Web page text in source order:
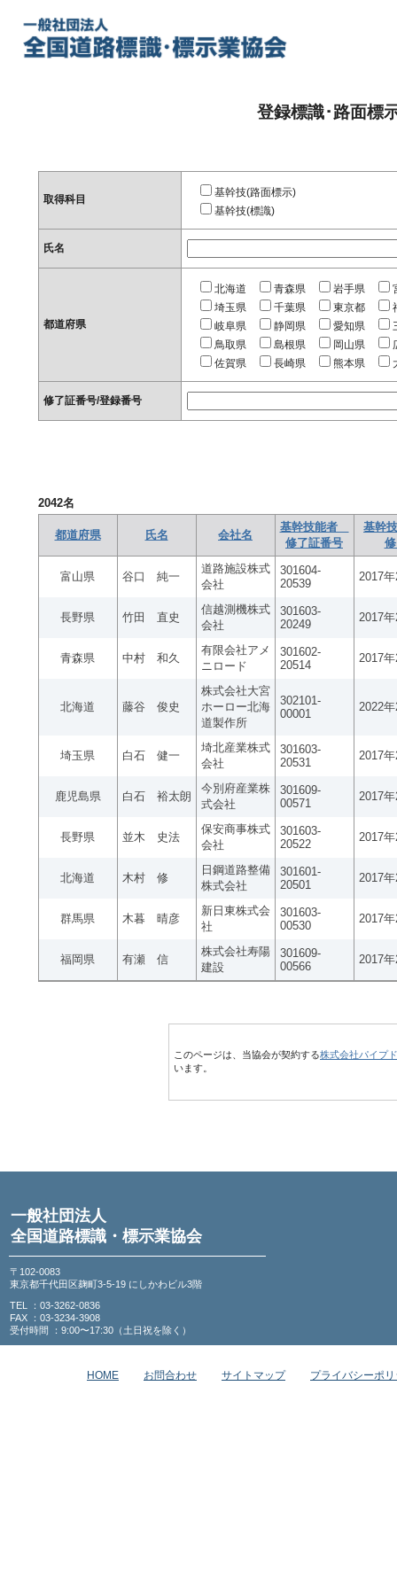
登録標識･路面標
取得科目
基幹技(路面標示)
基幹技(標識)
氏名
都道府県
北海道 青森県 岩手県
埼玉県
千葉県 東京都
岐阜県
静岡県 愛知県
鳥取県
島根県 岡山県
佐賀県
長崎県 熊本県
修了証番号/登録番号
2042名
都道府県 氏名 会社名
基幹技能者
修了証番号
基幹
富山県 谷口 純一
道路施設株式
会社
301604-
20539
2017
長野県 竹田 直史
信越測機株式
会社
301603-
20249
2017
青森県 中村 和久
有限会社アメ
ニロード
301602-
20514
2017
北海道 藤谷 俊史
株式会社大宮
ホーロー北海
道製作所
302101-
00001
2022
埼玉県 白石 健一
埼北産業株式
会社
301603-
20531
2017
鹿児島県 白石 裕太朗
今別府産業株
式会社
301609-
00571
2017
長野県 並木 史法
保安商事株式
会社
301603-
20522
2017
北海道 木村 修
日鋼道路整備
株式会社
301601-
20501
2017
群馬県 木暮 晴彦
新日東株式会
社
301603-
00530
2017
福岡県 有瀬 信
株式会社寿陽
建設
301609-
00566
2017
このページは、当協会が契約する株式会社パイプ
います。
一般社団法人
全国道路標識・標示業協会
〒102-0083
東京都千代田区麹町3-5-19 にしかわビル3階
TEL ：03-3262-0836
FAX ：03-3234-3908
受付時間 ：9:00〜17:30（土日祝を除く）
HOME お問合わせ サイトマップ プライバシーポ